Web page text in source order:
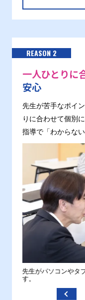
REASON 2
一人ひとりに
安心
先生が苦手なポイ
りに合わせて個別
指導で「わからな
先生がパソコンやタ
す。